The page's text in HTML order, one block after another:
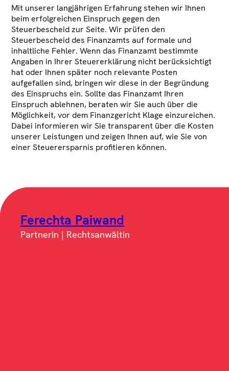
Mit unserer langjährigen Erfahrung stehen wir Ihnen
beim erfolgreichen Einspruch gegen den
Steuerbescheid zur Seite. Wir prüfen den
Steuerbescheid des Finanzamts auf formale und
inhaltliche Fehler. Wenn das Finanzamt bestimmte
Angaben in Ihrer Steuererklärung nicht berücksichtigt
hat oder Ihnen später noch relevante Posten
aufgefallen sind, bringen wir diese in der Begründung
des Einspruchs ein. Sollte das Finanzamt Ihren
Einspruch ablehnen, beraten wir Sie auch über die
Möglichkeit, vor dem Finanzgericht Klage einzureichen.
Dabei informieren wir Sie transparent über die Kosten
unserer Leistungen und zeigen Ihnen auf, wie Sie von
einer Steuerersparnis profitieren können.
Ferechta Paiwand
Partnerin | Rechtsanwältin